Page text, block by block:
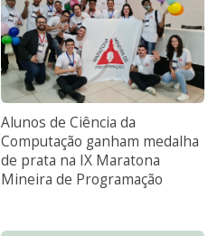
Alunos de Ciência da
Computação ganham medalha
de prata na IX Maratona
Mineira de Programação